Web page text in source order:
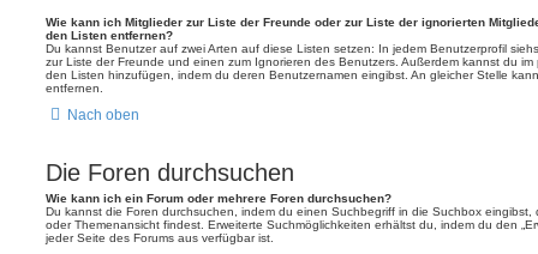
Wie kann ich Mitglieder zur Liste der Freunde oder zur Liste der ignorierten
den Listen entfernen?
Du kannst Benutzer auf zwei Arten auf diese Listen setzen: In jedem Benutzerprofil
zur Liste der Freunde und einen zum Ignorieren des Benutzers. Außerdem kannst du
den Listen hinzufügen, indem du deren Benutzernamen eingibst. An gleicher Stelle
entfernen.
Nach oben
Die Foren durchsuchen
Wie kann ich ein Forum oder mehrere Foren durchsuchen?
Du kannst die Foren durchsuchen, indem du einen Suchbegriff in die Suchbox eingibst,
oder Themenansicht findest. Erweiterte Suchmöglichkeiten erhältst du, indem du den
jeder Seite des Forums aus verfügbar ist.